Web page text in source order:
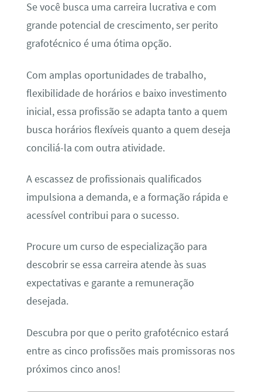
Se você busca uma carreira lucrativa e com
grande potencial de crescimento, ser perito
grafotécnico é uma ótima opção.
Com amplas oportunidades de trabalho,
flexibilidade de horários e baixo investimento
inicial, essa profissão se adapta tanto a quem
busca horários flexíveis quanto a quem deseja
conciliá-la com outra atividade.
A escassez de profissionais qualificados
impulsiona a demanda, e a formação rápida e
acessível contribui para o sucesso.
Procure um curso de especialização para
descobrir se essa carreira atende às suas
expectativas e garante a remuneração
desejada.
Descubra por que o perito grafotécnico estará
entre as cinco profissões mais promissoras nos
próximos cinco anos!